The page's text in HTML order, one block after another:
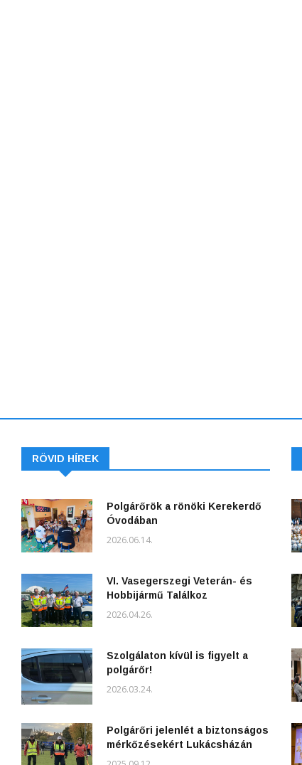
RÖVID HÍREK
Polgárőrök a rönöki Kerekerdő
Óvodában
2026.06.14.
VI. Vasegerszegi Veterán- és
Hobbijármű Találkoz
2026.04.26.
Szolgálaton kívül is figyelt a
polgárőr!
2026.03.24.
Polgárőri jelenlét a biztonságos
mérkőzésekért Lukácsházán